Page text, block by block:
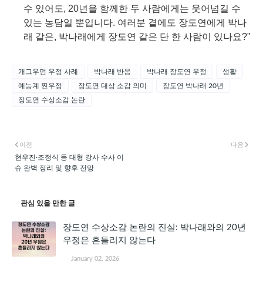
수 있어도, 20년을 함께한 두 사람에게는 웃어넘길 수
있는 농담일 뿐입니다. 여러분 곁에도 장도연에게 박나
래 같은, 박나래에게 장도연 같은 단 한 사람이 있나요?"
개그우먼 우정 사례 박나래 반응 박나래 장도연 우정
생활
예능계 찐우정
장도연 대상 소감 의미
장도연 박나래 20년
장도연 수상소감 논란
다음
이전
현우진·조정식 등 대형 강사 수사 이
슈 완벽 정리 및 향후 전망
관심 있을 만한 글
장도연 수상소감 논란의 진실: 박나래와의 20년
우정은 흔들리지 않는다
January 02, 2026